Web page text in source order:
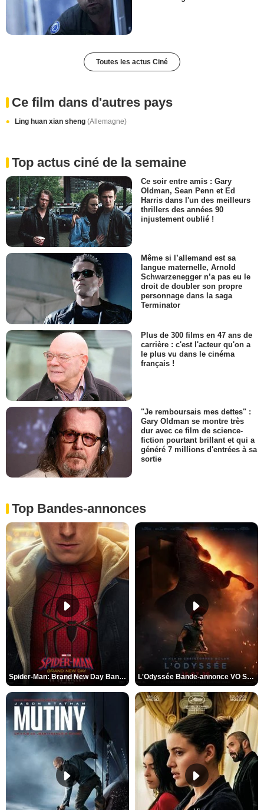
Toutes les actus Ciné
Ce film dans d'autres pays
Ling huan xian sheng (Allemagne)
Top actus ciné de la semaine
Ce soir entre amis : Gary
Oldman, Sean Penn et Ed
Harris dans l'un des meilleurs
thrillers des années 90
injustement oublié !
Même si l’allemand est sa
langue maternelle, Arnold
Schwarzenegger n’a pas eu le
droit de doubler son propre
personnage dans la saga
Terminator
Plus de 300 films en 47 ans de
carrière : c'est l'acteur qu'on a
le plus vu dans le cinéma
français !
"Je remboursais mes dettes" :
Gary Oldman se montre très
dur avec ce film de science-
fiction pourtant brillant et qui a
généré 7 millions d'entrées à sa
sortie
Top Bandes-annonces
Spider-Man: Brand New Day Bande-annonce VO STFR L'Odyssée Bande-annonce VO STFR